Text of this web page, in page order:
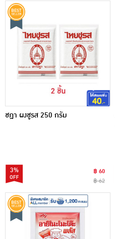
ชฎา ผงชูรส 250 กรัม
3%
฿ 60
฿ 62